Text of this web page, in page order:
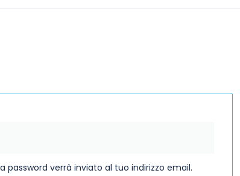
password verrà inviato al tuo indirizzo email.